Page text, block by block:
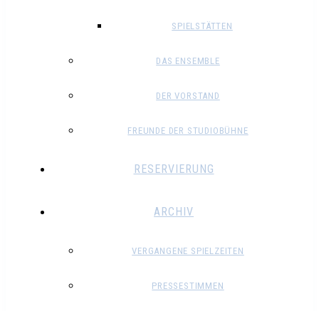
SPIELSTÄTTEN
DAS ENSEMBLE
DER VORSTAND
FREUNDE DER STUDIOBÜHNE
RESERVIERUNG
ARCHIV
VERGANGENE SPIELZEITEN
PRESSESTIMMEN